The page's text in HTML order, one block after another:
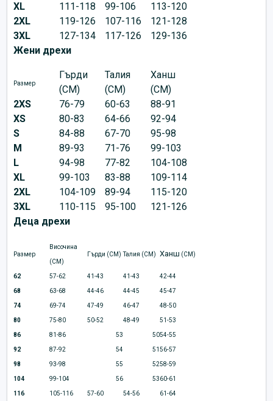
XL 111-118 99-106
113-120
2XL
119-126 107-116
121-128
3XL
127-134 117-126
129-136
Жени дрехи
Размер
Гърди
(CM)
Талия
(CM)
Ханш
(CM)
2XS
76-79 60-63
88-91
XS
80-83 64-66
92-94
S
84-88 67-70
95-98
M
89-93 71-76
99-103
L
94-98 77-82
104-108
XL
99-103 83-88
109-114
2XL
104-109 89-94
115-120
3XL
110-115 95-100
121-126
Деца дрехи
Размер
Височина
(CM)
Гърди (CM) Талия (CM) Ханш (CM)
62 57-62 41-43 41-43 42-44
68 63-68 44-46 44-45 45-47
74 69-74 47-49 46-47 48-50
80 75-80 50-52 48-49 51-53
86 81-86 53 5054-55
92 87-92 54 5156-57
98 93-98 55 5258-59
104 99-104 56 5360-61
116 105-116 57-60 54-56 61-64